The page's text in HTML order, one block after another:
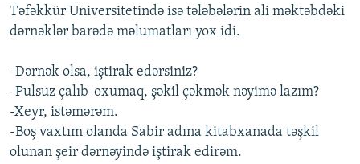
Təfəkkür Universitetində isə tələbələrin ali məktəbdəki
dərnəklər barədə məlumatları yox idi.
-Dərnək olsa, iştirak edərsiniz?
-Pulsuz çalıb-oxumaq, şəkil çəkmək nəyimə lazım?
-Xeyr, istəmərəm.
-Boş vaxtım olanda Sabir adına kitabxanada təşkil
olunan şeir dərnəyində iştirak edirəm.